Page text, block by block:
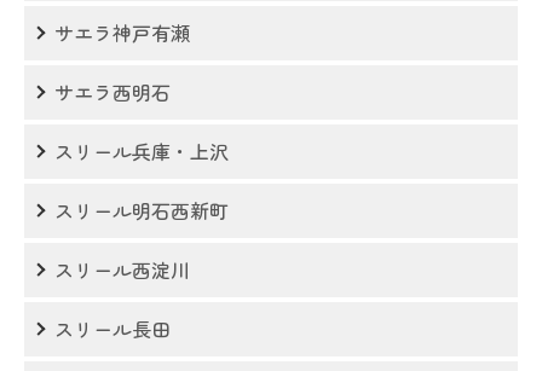
サエラ神戸有瀬
サエラ西明石
スリール兵庫・上沢
スリール明石西新町
スリール西淀川
スリール長田